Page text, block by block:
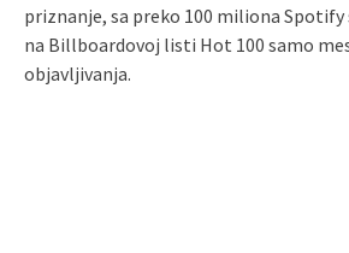
priznanje, sa preko 100 miliona
na Billboardovoj listi Hot 100 samo
objavljivanja.